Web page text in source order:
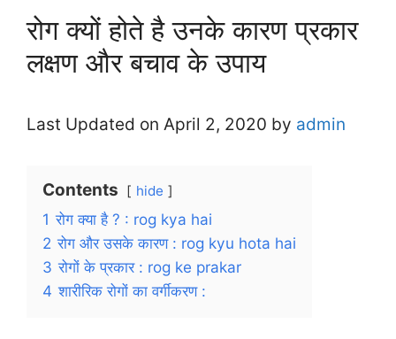
रोग क्यों होते है उनके कारण प्रकार
लक्षण और बचाव के उपाय
Last Updated on April 2, 2020 by admin
Contents hide
1 रोग क्या है ? : rog kya hai
2 रोग और उसके कारण : rog kyu hota hai
3 रोगों के प्रकार : rog ke prakar
4 शारीरिक रोगों का वर्गीकरण :